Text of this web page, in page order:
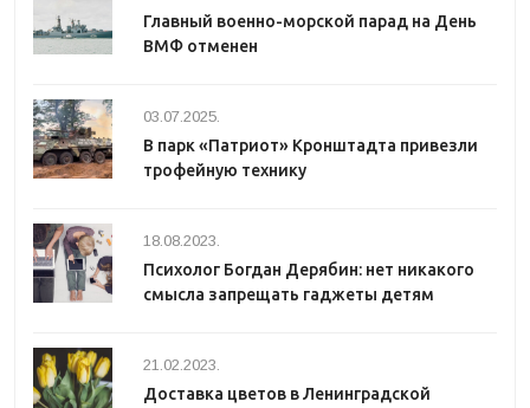
Главный военно-морской парад на День
ВМФ отменен
03.07.2025.
В парк «Патриот» Кронштадта привезли
трофейную технику
18.08.2023.
Психолог Богдан Дерябин: нет никакого
смысла запрещать гаджеты детям
21.02.2023.
Доставка цветов в Ленинградской